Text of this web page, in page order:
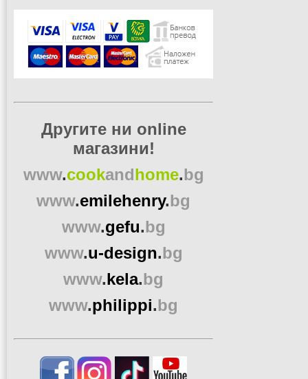
Другите ни online
магазини!
www.cookandhome.bg
www.emilehenry.bg
www.gefu.bg
www.u-design.bg
www.kela.bg
www.philippi.bg